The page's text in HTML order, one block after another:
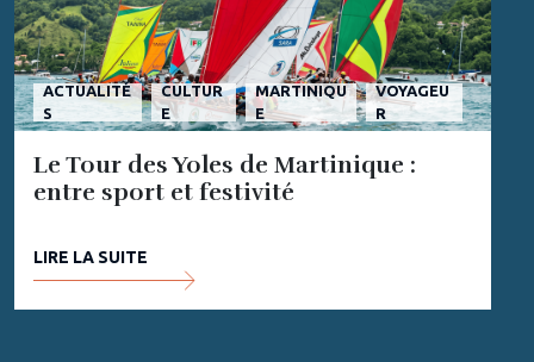
ACTUALITÉ
S
CULTUR
E
MARTINIQU
E
VOYAGEU
R
Le Tour des Yoles de Martinique :
entre sport et festivité
LIRE LA SUITE